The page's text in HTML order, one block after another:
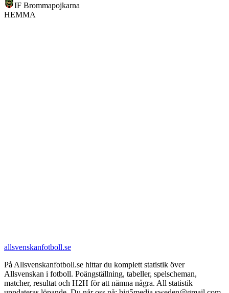
IF Brommapojkarna
HEMMA
allsvenskanfotboll.se
På Allsvenskanfotboll.se hittar du komplett statistik över
Allsvenskan i fotboll. Poängställning, tabeller, spelscheman,
matcher, resultat och H2H för att nämna några. All statistik